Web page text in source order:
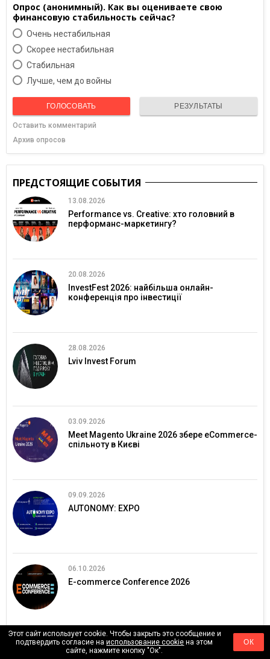
Опрос (анонимный). Как вы оцениваете свою
финансовую стабильность сейчас?
Очень нестабильная
Скорее нестабильная
Cтабильная
Лучше, чем до войны
ГОЛОСОВАТЬ РЕЗУЛЬТАТЫ
Оставить комментарий
Архив опросов
ПРЕДСТОЯЩИЕ СОБЫТИЯ
13.08.2026
Performance vs. Creative: хто головний в
перформанс-маркетингу?
20.08.2026
InvestFest 2026: найбільша онлайн-
конференція про інвестиції
28.08.2026
Lviv Invest Forum
03.09.2026
Meet Magento Ukraine 2026 збере eCommerce-
спільноту в Києві
09.09.2026
AUTONOMY: EXPO
06.10.2026
E-commerce Conference 2026
06.10.2026
SECURITY 2.0
Этот сайт использует cookie. Чтобы закрыть это сообщение и
подтвердить согласие наиспользование cookie на этом
сайте, нажмите кнопку "Ок".
ОК